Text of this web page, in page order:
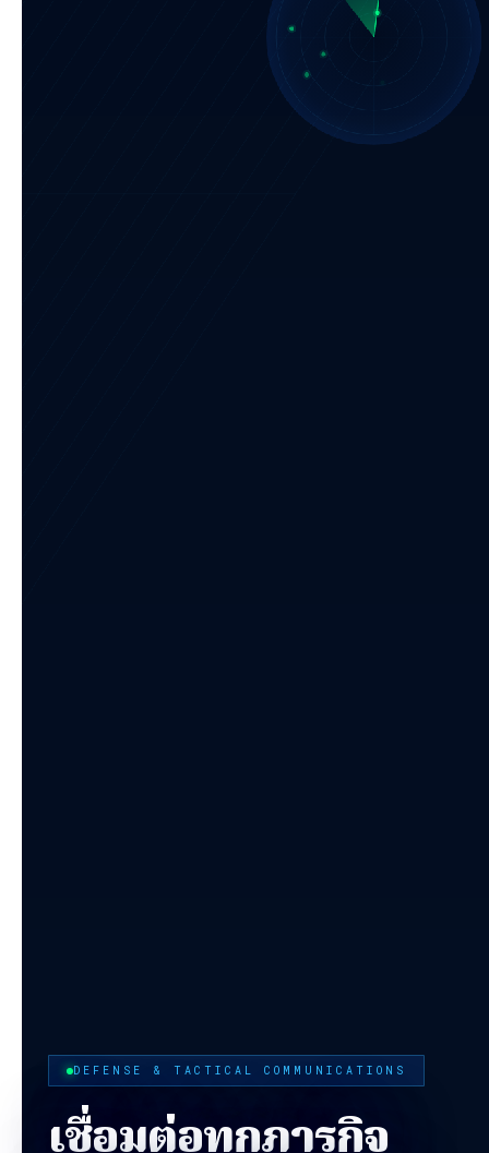
DEFENSE & TACTICAL COMMUNICATIONS